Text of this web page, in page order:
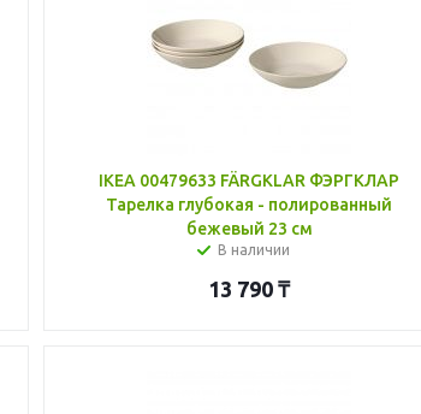
IKEA 00479633 FÄRGKLAR ФЭРГКЛАР
Тарелка глубокая - полированный
бежевый 23 см
В наличии
13 790 ₸